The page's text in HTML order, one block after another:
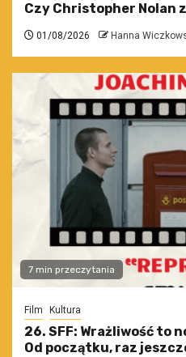
Czy Christopher Nolan
01/08/2026 Hanna
7 min przeczytania
Film Kultura
26. SFF: Wrażliwość to
Od początku, raz